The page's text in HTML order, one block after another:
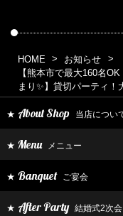
HOME
お知らせ
【熊本市で最大160名
まり✨】貸切パーティ！
★ About Shop 当店につい
★ Menu メニュー
★ Banquet ご宴会
★ After Party 結婚式2次会